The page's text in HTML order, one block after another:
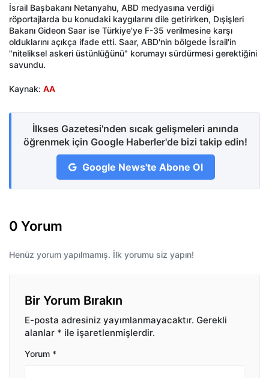
İsrail Başbakanı Netanyahu, ABD medyasına verdiği
röportajlarda bu konudaki kaygılarını dile getirirken, Dışişleri
Bakanı Gideon Saar ise Türkiye'ye F-35 verilmesine karşı
olduklarını açıkça ifade etti. Saar, ABD'nin bölgede İsrail'in
"niteliksel askeri üstünlüğünü" korumayı sürdürmesi gerektiğini
savundu.
Kaynak: AA
İlkses Gazetesi'nden sıcak gelişmeleri anında
öğrenmek için Google Haberler'de bizi takip edin!
Google News'te Abone Ol
0 Yorum
Henüz yorum yapılmamış. İlk yorumu siz yapın!
Bir Yorum Bırakın
E-posta adresiniz yayımlanmayacaktır. Gerekli
alanlar * ile işaretlenmişlerdir.
Yorum *